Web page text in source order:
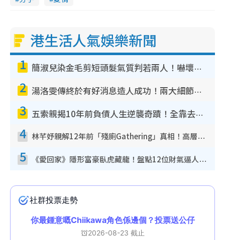
港生活人氣娛樂新聞
1 簡淑兒染金毛剪短頭髮氣質判若兩人！嚇壞老公麥大力都認唔出：「你做咩事？」
2 湯洛雯傳終於有好消息造人成功！兩大細節曝孕味極濃惹猜測：大肚婆先會咁！
3 五索親揭10年前負債人生逆襲奇蹟！全靠去一地方轉運後即遇上馬先生
4 林芊妤親解12年前「殘廁Gathering」真相！高層解約一句話重創尊嚴至今拒返TVB
5 《愛回家》隱形富豪臥虎藏龍！盤點12位財氣逼人的有錢藝人：呢位靚女3億身家唔憂做